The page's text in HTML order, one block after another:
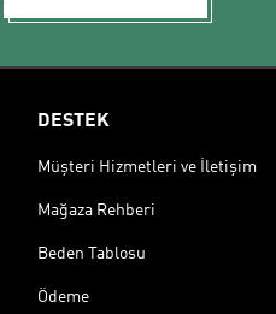
DESTEK
Müşteri Hizmetleri ve İletişim
Mağaza Rehberi
Beden Tablosu
Ödeme